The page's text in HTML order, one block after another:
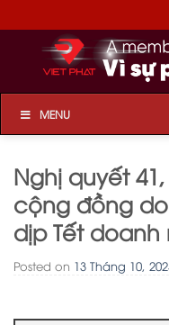
to
content
MENU
Nghị quyết
cộng đồng
dịp Tết doanh
Posted on 13 Tháng 10,